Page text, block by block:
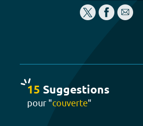
15 Suggestions
pour "couverte"